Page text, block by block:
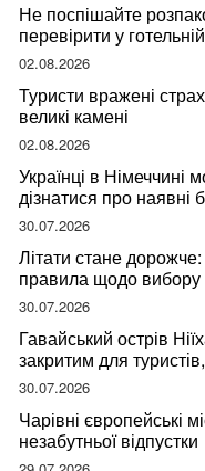
Не поспішайте
перевірити у
мандрівниці
02.08.2026
Туристи вражені
великі камені
02.08.2026
Українці в Німеччині
дізнатися про наявні
30.07.2026
Літати стане
правила щодо вибору
30.07.2026
Гавайський острів
закритим для
відвідувачів
30.07.2026
Чарівні європейські
незабутньої відпустки